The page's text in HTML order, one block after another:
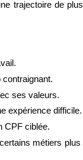
trajectoire de plus
contraignant.
ses valeurs.
expérience difficile.
CPF ciblée.
métiers plus